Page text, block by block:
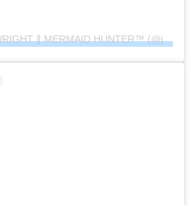
Публикация от JOEY WRIGHT ∥ MERMAID HUNTER™︎ (@joeywrightphoto)